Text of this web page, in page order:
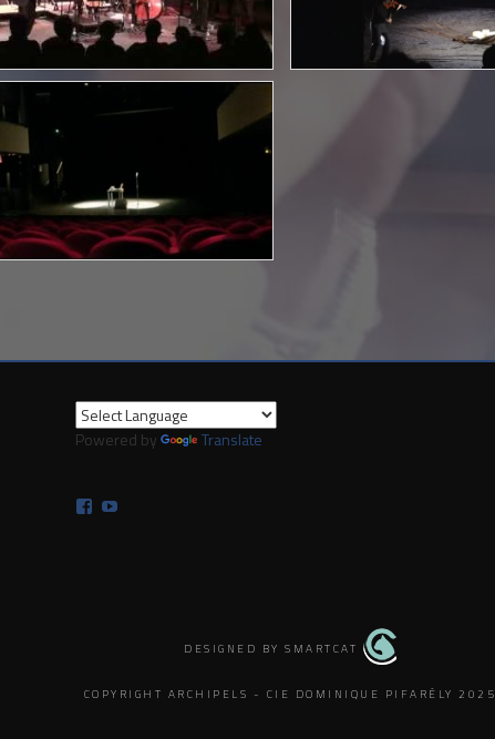
Powered by Translate
Facebook
DESIGNED BY SMARTCAT
COPYRIGHT ARCHIPELS - CIE DOMINIQUE PIFARÉLY 2025